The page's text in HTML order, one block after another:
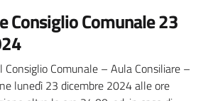
Comunale del 23/
Consiglio Comunale 23
Comunale – Aula Consiliare –
lunedì 23 dicembre 2024 alle ore